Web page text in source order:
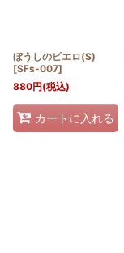
ぼうしのピエロ(S)
[SFs-007]
880円(税込)
カートに入れる